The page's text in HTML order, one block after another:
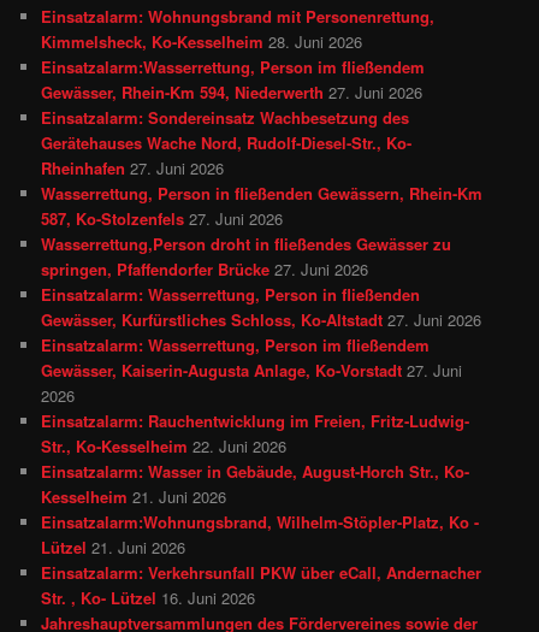
Einsatzalarm: Wohnungsbrand mit Personenrettung,
Kimmelsheck, Ko-Kesselheim 28. Juni 2026
Einsatzalarm:Wasserrettung, Person im fließendem
Gewässer, Rhein-Km 594, Niederwerth 27. Juni 2026
Einsatzalarm: Sondereinsatz Wachbesetzung des
Gerätehauses Wache Nord, Rudolf-Diesel-Str., Ko-
Rheinhafen 27. Juni 2026
Wasserrettung, Person in fließenden Gewässern, Rhein-Km
587, Ko-Stolzenfels 27. Juni 2026
Wasserrettung,Person droht in fließendes Gewässer zu
springen, Pfaffendorfer Brücke 27. Juni 2026
Einsatzalarm: Wasserrettung, Person in fließenden
Gewässer, Kurfürstliches Schloss, Ko-Altstadt 27. Juni 2026
Einsatzalarm: Wasserrettung, Person im fließendem
Gewässer, Kaiserin-Augusta Anlage, Ko-Vorstadt 27. Juni
2026
Einsatzalarm: Rauchentwicklung im Freien, Fritz-Ludwig-
Str., Ko-Kesselheim 22. Juni 2026
Einsatzalarm: Wasser in Gebäude, August-Horch Str., Ko-
Kesselheim 21. Juni 2026
Einsatzalarm:Wohnungsbrand, Wilhelm-Stöpler-Platz, Ko -
Lützel 21. Juni 2026
Einsatzalarm: Verkehrsunfall PKW über eCall, Andernacher
Str. , Ko- Lützel 16. Juni 2026
Jahreshauptversammlungen des Fördervereines sowie der